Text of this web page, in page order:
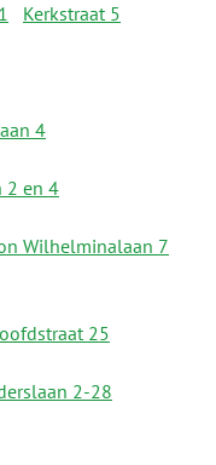
Kerkstraat 5
4
2 en 4
Wilhelminalaan 7
25
2-28